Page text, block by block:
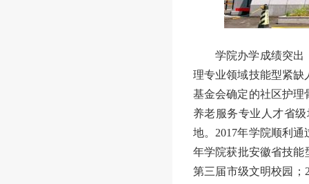
学院办学成绩突出
理专业领域技能型紧缺
基金会确定的社区护理
养老服务专业人才省
地。 2017年学院顺利
年学院获批安徽省技能
第三届市级文明校园；